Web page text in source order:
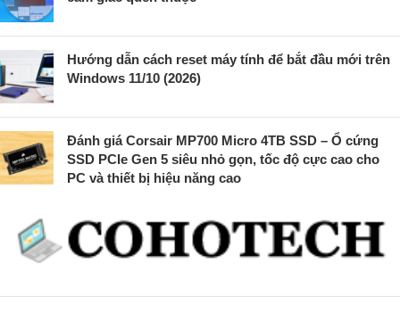
Hướng dẫn cách reset máy tính để bắt đầu mới trên
Windows 11/10 (2026)
Đánh giá Corsair MP700 Micro 4TB SSD – Ổ cứng
SSD PCIe Gen 5 siêu nhỏ gọn, tốc độ cực cao cho
PC và thiết bị hiệu năng cao